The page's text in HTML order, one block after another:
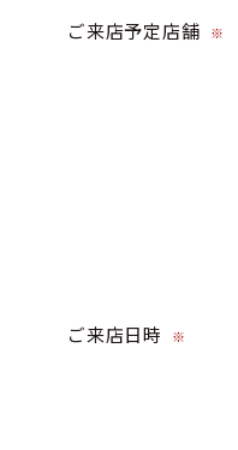
ご来店予定店舗 ※
ご来店日時 ※